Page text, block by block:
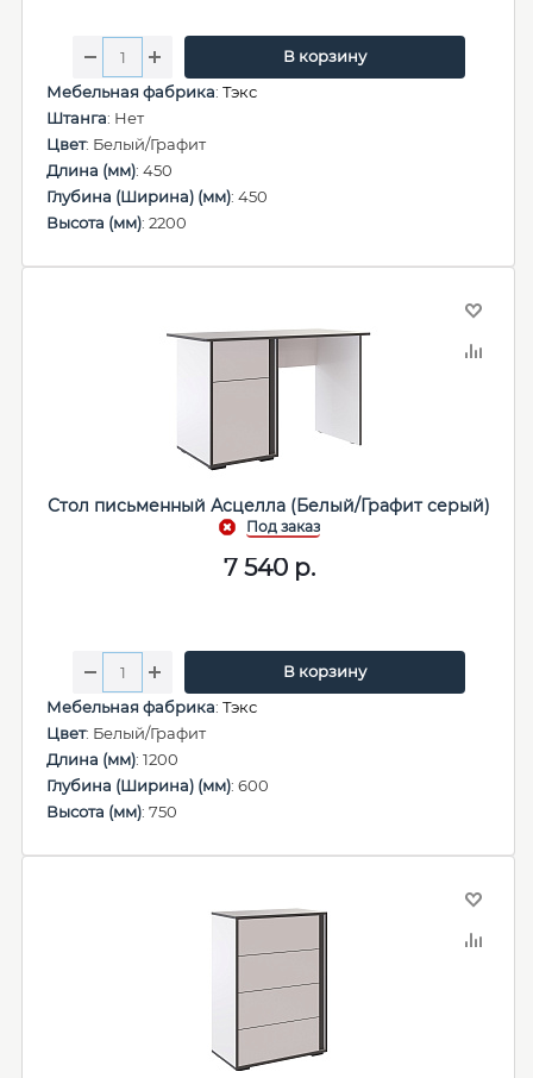
В корзину
Мебельная фабрика: Тэкс
Штанга: Нет
Цвет: Белый/Графит
Длина (мм): 450
Глубина (Ширина) (мм): 450
Высота (мм): 2200
Стол письменный Асцелла (Белый/Графит серый)
7 540р.
В корзину
Мебельная фабрика: Тэкс
Цвет: Белый/Графит
Длина (мм): 1200
Глубина (Ширина) (мм): 600
Высота (мм): 750